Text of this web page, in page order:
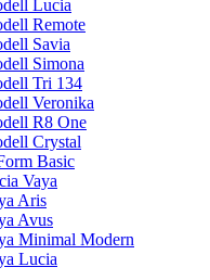
Lucia
Remote
Savia
Simona
Tri 134
Veronika
R8 One
Crystal
Basic
Vaya
Aris
Avus
Minimal Modern
Lucia